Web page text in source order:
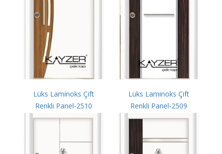
Lüks Laminoks Çift
Renkli Panel-2510
Lüks Laminoks Çift
Renkli Panel-2509